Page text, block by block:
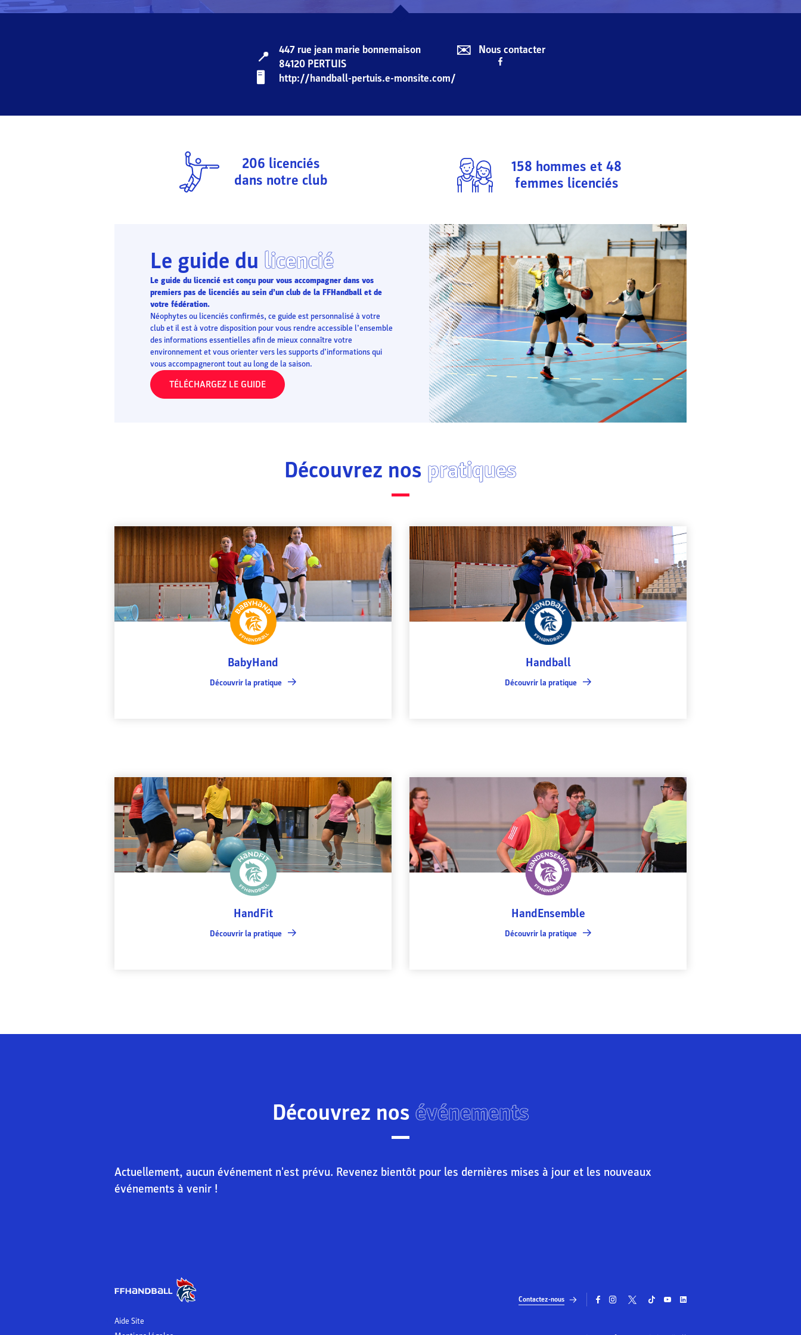
📍
447 rue jean marie bonnemaison
84120 PERTUIS
🖥️️️ http://handball-pertuis.e-monsite.com/
✉️ Nous contacter
206 licenciés
dans notre club
158 hommes et48
femmes licenciés
Le guide du licencié
Le guide du licencié est conçu pour vous accompagner dans vos
premiers pas de licenciés au sein d’un club de la FFHandball et de
votre fédération.
Néophytes ou licenciés confirmés, ce guide est personnalisé à votre
club et il est à votre disposition pour vous rendre accessible l’ensemble
des informations essentielles afin de mieux connaître votre
environnement et vous orienter vers les supports d’informations qui
vous accompagneront tout au long de la saison.
TÉLÉCHARGEZ LE GUIDE
Découvrez nos pratiques
BabyHand
Découvrir la pratique
Handball
Découvrir la pratique
HandFit
Découvrir la pratique
HandEnsemble
Découvrir la pratique
Découvrez nos événements
Actuellement, aucun événement n'est prévu. Revenez bientôt pour les dernières mises à jour et les nouveaux
événements à venir !
Aide Site
Contactez-nous